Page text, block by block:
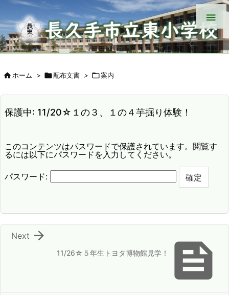

ホーム > 配布文書 > 案内
保護中: 11/20☆１の３、１の４芋掘り体験！
このコンテンツはパスワードで保護されています。閲覧す
るには以下にパスワードを入力してください。
パスワード:

11/26☆５年生トヨタ博物館見学！

Next